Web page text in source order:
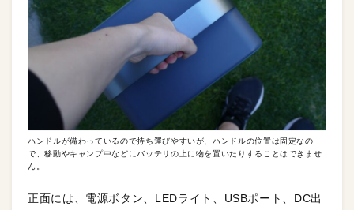
ハンドルが備わっているので持ち運びやすいが、ハンドルの位置は固定なの
で、移動やキャンプ中などにバッテリの上に物を置いたりすることはできませ
ん。
正面には、電源ボタン、LEDライト、USBポート、DC出